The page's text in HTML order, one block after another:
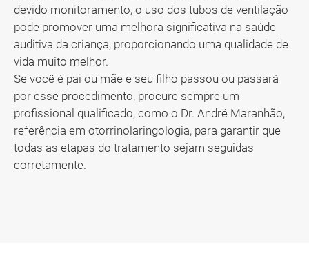
devido monitoramento, o uso dos tubos de ventilação
pode promover uma melhora significativa na saúde
auditiva da criança, proporcionando uma qualidade de
vida muito melhor.
Se você é pai ou mãe e seu filho passou ou passará
por esse procedimento, procure sempre um
profissional qualificado, como o Dr. André Maranhão,
referência em otorrinolaringologia, para garantir que
todas as etapas do tratamento sejam seguidas
corretamente.